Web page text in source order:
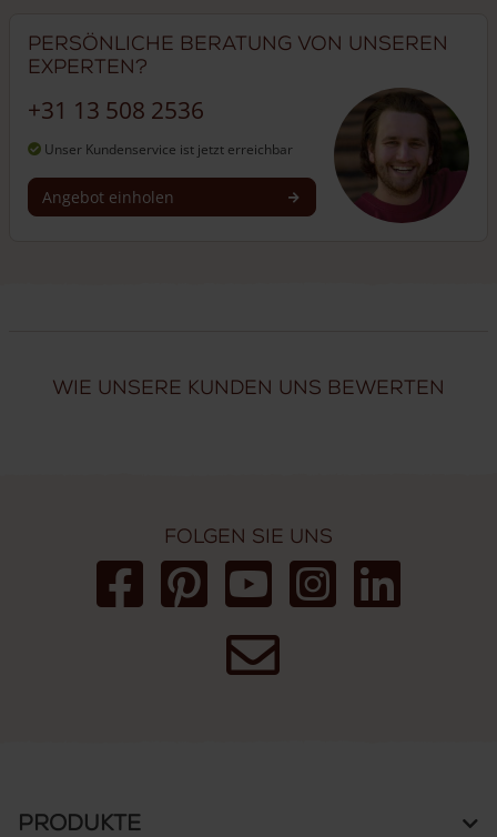
Persönliche Beratung von unseren
Experten?
+31 13 508 2536
Unser Kundenservice ist jetzt erreichbar
Angebot einholen
Wie unsere Kunden uns bewerten
Folgen Sie uns
Produkte